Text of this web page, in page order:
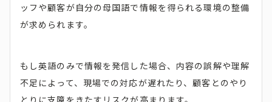
ッフや顧客が自分の母国語で情報を得られる環境の整備
が求められます。
もし英語のみで情報を発信した場合、内容の誤解や理解
不足によって、現場での対応が遅れたり、顧客とのやり
とりに支障をきたすリスクが高まります。